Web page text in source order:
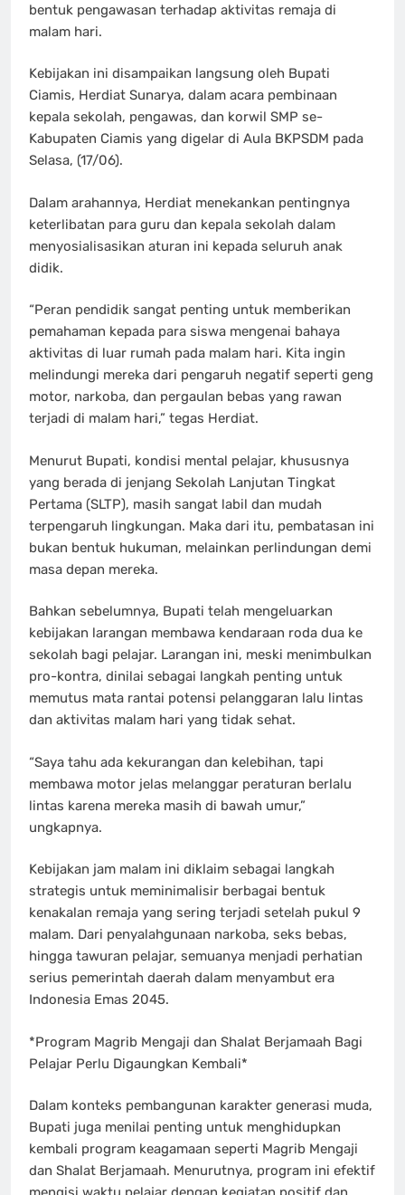
bentuk pengawasan terhadap aktivitas remaja di
malam hari.
Kebijakan ini disampaikan langsung oleh Bupati
Ciamis, Herdiat Sunarya, dalam acara pembinaan
kepala sekolah, pengawas, dan korwil SMP se-
Kabupaten Ciamis yang digelar di Aula BKPSDM pada
Selasa, (17/06).
Dalam arahannya, Herdiat menekankan pentingnya
keterlibatan para guru dan kepala sekolah dalam
menyosialisasikan aturan ini kepada seluruh anak
didik.
“Peran pendidik sangat penting untuk memberikan
pemahaman kepada para siswa mengenai bahaya
aktivitas di luar rumah pada malam hari. Kita ingin
melindungi mereka dari pengaruh negatif seperti geng
motor, narkoba, dan pergaulan bebas yang rawan
terjadi di malam hari,” tegas Herdiat.
Menurut Bupati, kondisi mental pelajar, khususnya
yang berada di jenjang Sekolah Lanjutan Tingkat
Pertama (SLTP), masih sangat labil dan mudah
terpengaruh lingkungan. Maka dari itu, pembatasan ini
bukan bentuk hukuman, melainkan perlindungan demi
masa depan mereka.
Bahkan sebelumnya, Bupati telah mengeluarkan
kebijakan larangan membawa kendaraan roda dua ke
sekolah bagi pelajar. Larangan ini, meski menimbulkan
pro-kontra, dinilai sebagai langkah penting untuk
memutus mata rantai potensi pelanggaran lalu lintas
dan aktivitas malam hari yang tidak sehat.
“Saya tahu ada kekurangan dan kelebihan, tapi
membawa motor jelas melanggar peraturan berlalu
lintas karena mereka masih di bawah umur,”
ungkapnya.
Kebijakan jam malam ini diklaim sebagai langkah
strategis untuk meminimalisir berbagai bentuk
kenakalan remaja yang sering terjadi setelah pukul 9
malam. Dari penyalahgunaan narkoba, seks bebas,
hingga tawuran pelajar, semuanya menjadi perhatian
serius pemerintah daerah dalam menyambut era
Indonesia Emas 2045.
*Program Magrib Mengaji dan Shalat Berjamaah Bagi
Pelajar Perlu Digaungkan Kembali*
Dalam konteks pembangunan karakter generasi muda,
Bupati juga menilai penting untuk menghidupkan
kembali program keagamaan seperti Magrib Mengaji
dan Shalat Berjamaah. Menurutnya, program ini efektif